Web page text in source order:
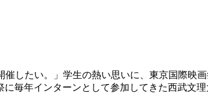
催したい。」学生の熱い思いに、東京国際映
毎年インターンとして参加してきた西武文